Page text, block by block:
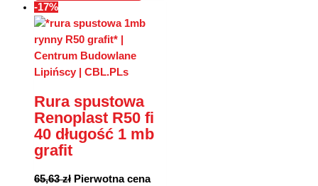
-17%
Rura spustowa
Renoplast R50 fi
40 długość 1 mb
grafit
65,63zł Pierwotna cena